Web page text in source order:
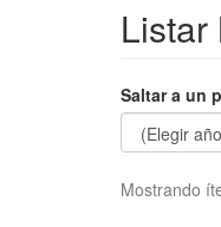
Listar
Saltar a un
Mostrando